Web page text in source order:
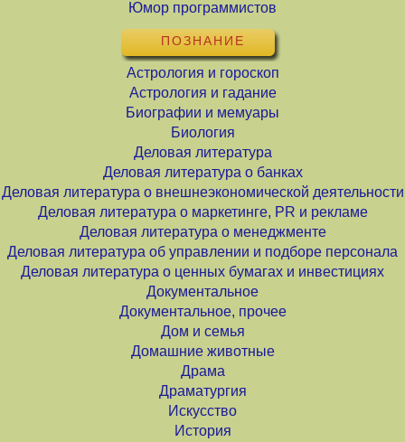
Юмор программистов
ПОЗНАНИЕ
Астрология и гороскоп
Астрология и гадание
Биографии и мемуары
Биология
Деловая литература
Деловая литература о банках
Деловая литература о внешнеэкономической деятельности
Деловая литература о маркетинге, PR и рекламе
Деловая литература о менеджменте
Деловая литература об управлении и подборе персонала
Деловая литература о ценных бумагах и инвестициях
Документальное
Документальное, прочее
Дом и семья
Домашние животные
Драма
Драматургия
Искусство
История